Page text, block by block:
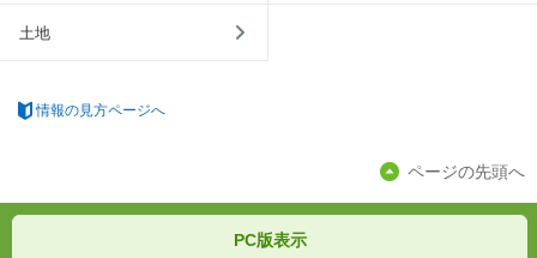
土地
情報の見方ページへ
ページの先頭へ
PC版表示